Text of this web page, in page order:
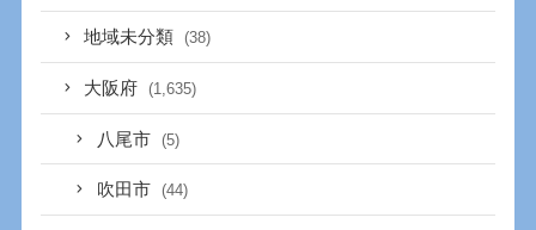
地域未分類 (38)
大阪府 (1,635)
八尾市 (5)
吹田市 (44)